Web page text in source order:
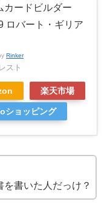
カードビルダー
ロバート・ギリア
Rinker
スト
楽天市場
ショッピング
書いた人だっけ？